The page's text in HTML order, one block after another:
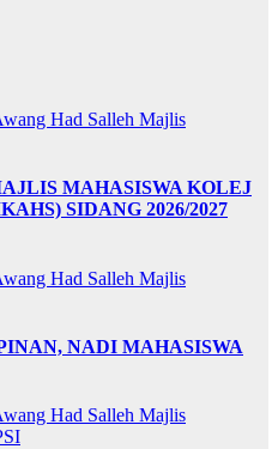
Had Salleh Majlis
MAHASISWA KOLEJ
SIDANG 2026/2027
Had Salleh Majlis
NADI MAHASISWA
Had Salleh Majlis